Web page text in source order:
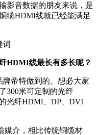
影音数据的朋友来说，是
缆HDMI线就已经能满足
HDMI线最长有多长呢？
帝特做到的。想必大家
300米可定制的光纤
光纤HDMI、DP、DVI
媒介，相比传统铜缆材